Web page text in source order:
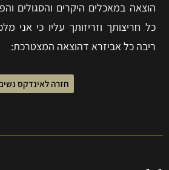
הוצאה במאכלים היקרים והסגולים
כל חריצותך וזריזותך עליו כי
ריבה כל אביזרא דהוצאה המצטרכת:
חזרה לאינדקס